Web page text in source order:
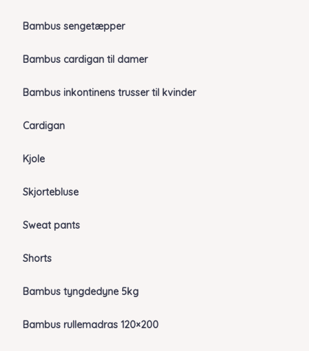
Bambus sengetæpper
Bambus cardigan til damer
Bambus inkontinens trusser til kvinder
Cardigan
Kjole
Skjortebluse
Sweat pants
Shorts
Bambus tyngdedyne 5kg
Bambus rullemadras 120×200